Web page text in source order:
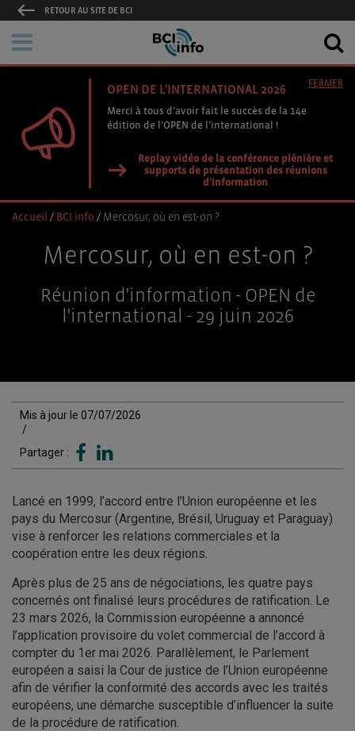
RETOUR AU SITE DE BCI
OPEN DE L'INTERNATIONAL 2026
Merci à tous d’avoir fait le succès de la 14e
édition de l’OPEN de l’international !
Replay vidéo de la conférence plénière et
supports de présentation des réunions
d'information
FERMER
Accueil / BCI info / Mercosur, où en est-on ?
Mercosur, où en est-on ?
Réunion d'information - OPEN de
l'international - 29 juin 2026
Mis à jour le 07/07/2026
/
Partager :
Lancé en 1999, l’accord entre l’Union européenne et les
pays du Mercosur (Argentine, Brésil, Uruguay et Paraguay)
vise à renforcer les relations commerciales et la
coopération entre les deux régions.
Après plus de 25 ans de négociations, les quatre pays
concernés ont finalisé leurs procédures de ratification. Le
23 mars 2026, la Commission européenne a annoncé
l’application provisoire du volet commercial de l’accord à
compter du 1er mai 2026. Parallèlement, le Parlement
européen a saisi la Cour de justice de l’Union européenne
afin de vérifier la conformité des accords avec les traités
européens, une démarche susceptible d’influencer la suite
de la procédure de ratification.